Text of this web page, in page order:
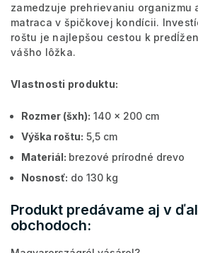
zamedzuje prehrievaniu organizmu
matraca v špičkovej kondícii.
roštu je najlepšou cestou k
vášho lôžka.
Vlastnosti produktu:
Rozmer (šxh): 140 x 200 cm
Výška roštu: 5,5 cm
Materiál: brezové prírodné drevo
Nosnosť: do 130 kg
Produkt predávame aj v
obchodoch: